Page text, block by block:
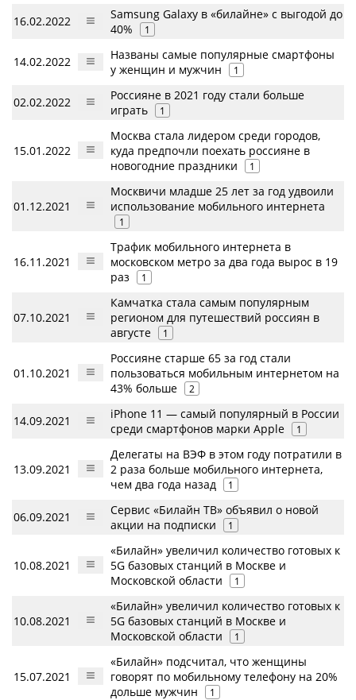
16.02.2022
Samsung Galaxy в «билайне» с выгодой до
40%
1
14.02.2022
Названы самые популярные смартфоны
у женщин и мужчин
1
02.02.2022
Россияне в 2021 году стали больше
играть
1
15.01.2022
Москва стала лидером среди городов,
куда предпочли поехать россияне в
новогодние праздники
1
01.12.2021
Москвичи младше 25 лет за год удвоили
использование мобильного интернета
1
16.11.2021
Трафик мобильного интернета в
московском метро за два года вырос в 19
раз
1
07.10.2021
Камчатка стала самым популярным
регионом для путешествий россиян в
августе
1
01.10.2021
Россияне старше 65 за год стали
пользоваться мобильным интернетом на
43% больше
2
14.09.2021
iPhone 11 — самый популярный в России
среди смартфонов марки Apple
1
13.09.2021
Делегаты на ВЭФ в этом году потратили в
2 раза больше мобильного интернета,
чем два года назад
1
06.09.2021
Сервис «Билайн ТВ» объявил о новой
акции на подписки
1
10.08.2021
«Билайн» увеличил количество готовых к
5G базовых станций в Москве и
Московской области
1
10.08.2021
«Билайн» увеличил количество готовых к
5G базовых станций в Москве и
Московской области
1
15.07.2021
«Билайн» подсчитал, что женщины
говорят по мобильному телефону на 20%
дольше мужчин
1